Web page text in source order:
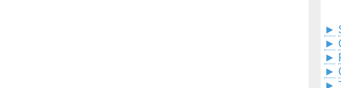
►
►
►
►
►